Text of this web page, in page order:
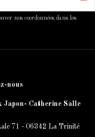
nos coordonnées dans les
nous
Japon- Catherine Salle
71 - 06342 La Trinité